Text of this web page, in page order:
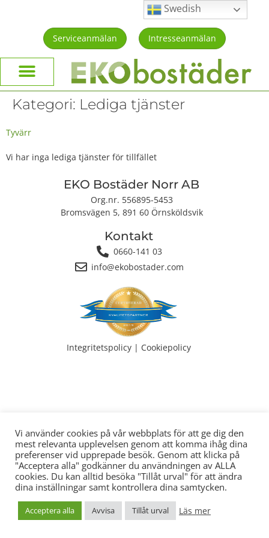
Serviceanmälan Intresseanmälan
Kategori: Lediga tjänster
Tyvärr
Vi har inga lediga tjänster för tillfället
EKO Bostäder Norr AB
Org.nr. 556895-5453
Bromsvägen 5, 891 60 Örnsköldsvik
Kontakt
0660-141 03
info@ekobostader.com
Integritetspolicy| Cookiepolicy
© 2026 EKO Bostäder | Produktion CoreIT
Vi använder cookies på vår webbplats för att ge dig den
mest relevanta upplevelsen genom att komma ihåg dina
preferenser vid upprepade besök. Genom att klicka på
"Acceptera alla" godkänner du användningen av ALLA
cookies. Du kan alltid besöka "Tillåt urval" för att ändra
dina inställningar samt kontrollera dina samtycken.
Acceptera alla Avvisa Tillåt urval Läs mer
Swedish